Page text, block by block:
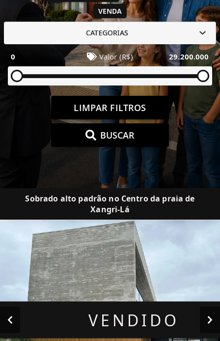
VENDA
CATEGORIAS
0 Valor (R$) 29.200.000
LIMPAR FILTROS
BUSCAR
Sobrado alto padrão no Centro da praia de
Xangri-Lá
VENDIDO